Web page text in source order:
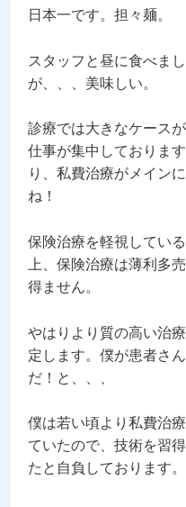
日本一です。担々麺。
スタッフと昼に食べま
が、、、美味しい。
診療では大きなケース
仕事が集中しておりま
り、私費治療がメイン
ね！
保険治療を軽視してい
上、保険治療は薄利多
得ません。
やはりより質の高い治
定します。僕が患者さ
だ！と、、、
僕は若い頃より私費治
ていたので、技術を習
たと自負しております。